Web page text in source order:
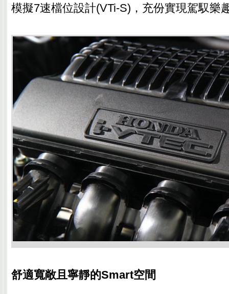
模擬7速檔位設計(VTi-S)，充份實現駕馭樂
舒適寬敞且寧靜的Smart空間